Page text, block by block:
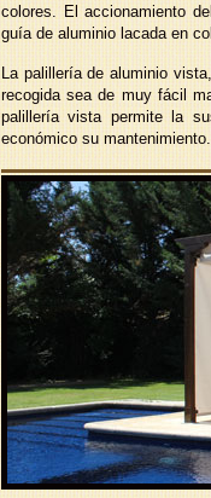
colores. El accionamiento
guía de aluminio lacada en
La palillería de aluminio
recogida sea de muy fácil
palillería vista permite la
económico su mantenimiento.